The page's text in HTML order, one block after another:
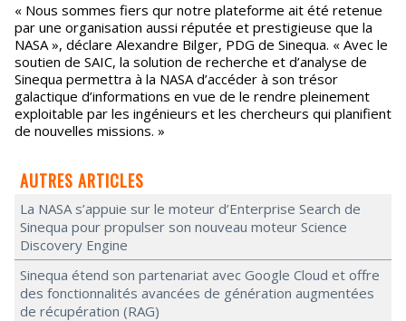
« Nous sommes fiers qur notre plateforme ait été retenue
par une organisation aussi réputée et prestigieuse que la
NASA », déclare Alexandre Bilger, PDG de Sinequa. « Avec le
soutien de SAIC, la solution de recherche et d’analyse de
Sinequa permettra à la NASA d’accéder à son trésor
galactique d’informations en vue de le rendre pleinement
exploitable par les ingénieurs et les chercheurs qui planifient
de nouvelles missions. »
AUTRES ARTICLES
La NASA s’appuie sur le moteur d’Enterprise Search de
Sinequa pour propulser son nouveau moteur Science
Discovery Engine
Sinequa étend son partenariat avec Google Cloud et offre
des fonctionnalités avancées de génération augmentées
de récupération (RAG)